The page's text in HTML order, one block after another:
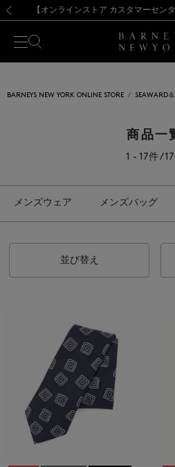
【夏季休業に伴う出荷一時停止
熊本県を中心とした地震の影響によ
【開催中】SUMMER SALEの
【夏季休業に伴う出荷一時停止
BARNEYS NEW YORK ONLINE STORE SEAWARD
商品一
1 - 17件 /
メンズウェア メンズバッグ
並び替え